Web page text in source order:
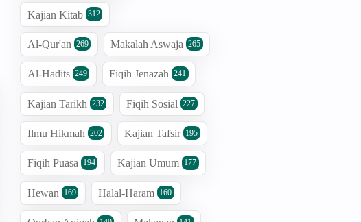
Kajian Kitab 312
Al-Qur'an 269 Makalah Aswaja 265
Al-Hadits 249 Fiqih Jenazah 241
Kajian Tarikh 232 Fiqih Sosial 227
Ilmu Hikmah 202 Kajian Tafsir 195
Fiqih Puasa 194 Kajian Umum 177
Hewan 169 Halal-Haram 160